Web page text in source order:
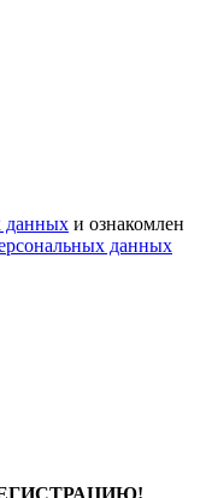
данных и ознакомлен
данных